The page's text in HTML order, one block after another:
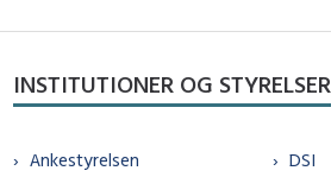
INSTITUTIONER OG STYRELSER
Ankestyrelsen DSI